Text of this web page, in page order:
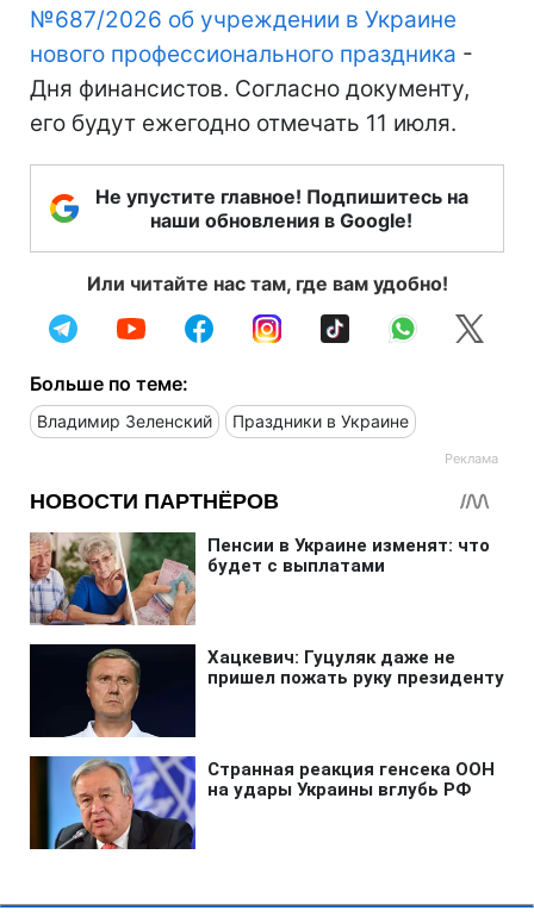
№687/2026 об учреждении в Украине
нового профессионального праздника -
Дня финансистов. Согласно документу,
его будут ежегодно отмечать 11 июля.
Не упустите главное! Подпишитесь на
наши обновления в Google!
Или читайте нас там, где вам удобно!
Больше по теме:
Владимир Зеленский Праздники в Украине